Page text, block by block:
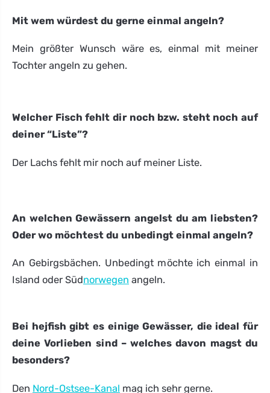
Mit wem würdest du gerne einmal angeln?
Mein größter Wunsch wäre es, einmal mit meiner
Tochter angeln zu gehen.
Welcher Fisch fehlt dir noch bzw. steht noch auf
deiner “Liste”?
Der Lachs fehlt mir noch auf meiner Liste.
An welchen Gewässern angelst du am liebsten?
Oder wo möchtest du unbedingt einmal angeln?
An Gebirgsbächen. Unbedingt möchte ich einmal in
Island oder Südnorwegen angeln.
Bei hejfish gibt es einige Gewässer, die ideal für
deine Vorlieben sind – welches davon magst du
besonders?
Den Nord-Ostsee-Kanal mag ich sehr gerne.